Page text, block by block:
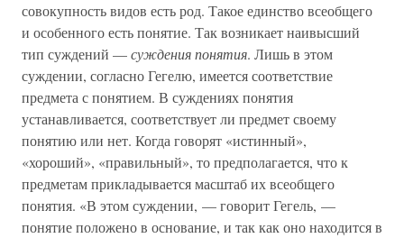
совокупность видов есть род. Такое единство всеобщего
и особенного есть понятие. Так возникает наивысший
тип суждений —суждения понятия. Лишь в этом
суждении, согласно Гегелю, имеется соответствие
предмета с понятием. В суждениях понятия
устанавливается, соответствует ли предмет своему
понятию или нет. Когда говорят «истинный»,
«хороший», «правильный», то предполагается, что к
предметам прикладывается масштаб их всеобщего
понятия. «В этом суждении, — говорит Гегель, —
понятие положено в основание, и так как оно находится в